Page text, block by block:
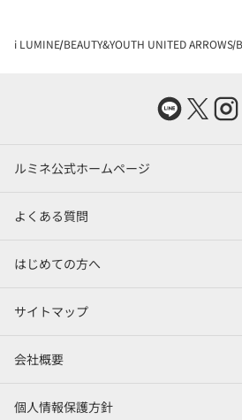
i LUMINE BEAUTY&YOUTH UNITED ARROWS
ルミネ公式ホームページ
よくある質問
はじめての方へ
サイトマップ
会社概要
個人情報保護方針